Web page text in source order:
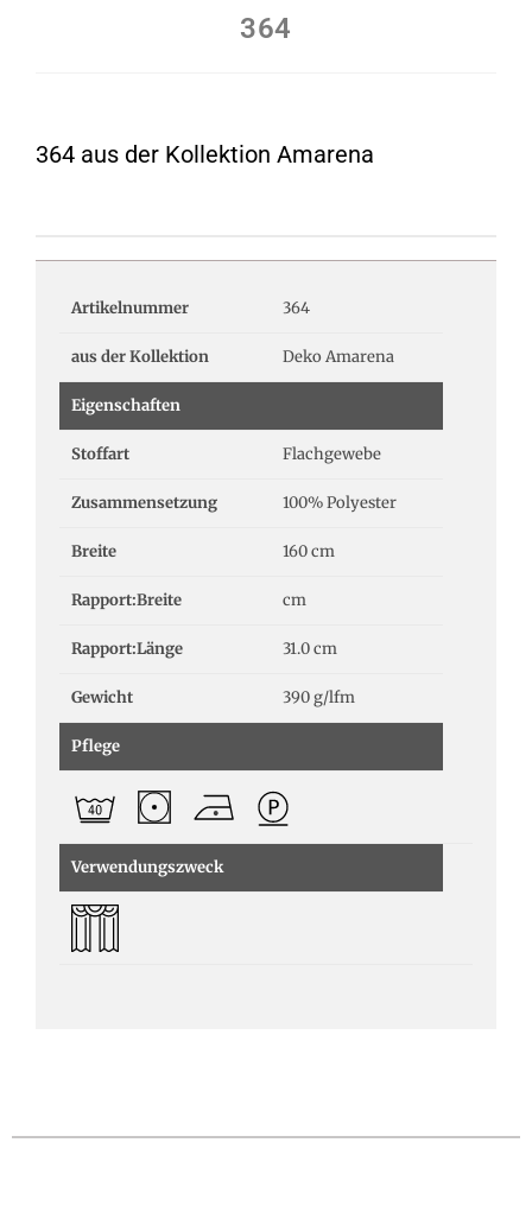
364
364 aus der Kollektion Amarena
Artikelnummer 364
aus der Kollektion Deko Amarena
Eigenschaften
Stoffart Flachgewebe
Zusammensetzung 100% Polyester
Breite 160 cm
Rapport:Breite cm
Rapport:Länge 31.0 cm
Gewicht 390 g/lfm
Pflege
Verwendungszweck